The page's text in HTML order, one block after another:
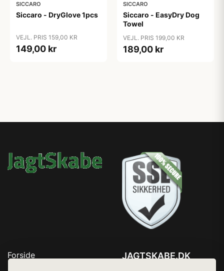
SICCARO
Siccaro - DryGlove 1pcs
VEJL. PRIS 159,00 KR
149,00 kr
SICCARO
Siccaro - EasyDry Dog
Towel
VEJL. PRIS 199,00 KR
189,00 kr
Forside
JAGTSKABE.DK